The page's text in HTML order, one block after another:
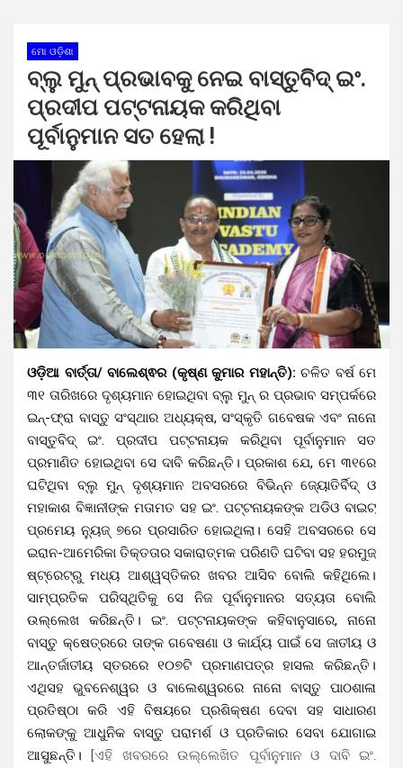
ମୋ ଓଡ଼ିଶା
ବ୍ଲୁ ମୁନ୍ ପ୍ରଭାବକୁ ନେଇ ବାସ୍ତୁବିଦ୍ ଇଂ.
ପ୍ରଦୀପ ପଟ୍ଟନାୟକ କରିଥିବା
ପୂର୍ବାନୁମାନ ସତ ହେଲା !
ଓଡ଼ିଆ ବାର୍ତ୍ତା/ ବାଲେଶ୍ଵର (କୃଷ୍ଣ କୁମାର ମହାନ୍ତି): ଚଳିତ ବର୍ଷ ମେ
୩୧ ତାରିଖରେ ଦୃଶ୍ୟମାନ ହୋଇଥିବା ବ୍ଲୁ ମୁନ୍ ର ପ୍ରଭାବ ସମ୍ପର୍କରେ
ଇନ୍-ଫ୍ରା ବାସ୍ତୁ ସଂସ୍ଥାର ଅଧ୍ୟକ୍ଷ, ସଂସ୍କୃତି ଗବେଷକ ଏବଂ ନାନୋ
ବାସ୍ତୁବିଦ୍ ଇଂ. ପ୍ରଦୀପ ପଟ୍ଟନାୟକ କରିଥିବା ପୂର୍ବାନୁମାନ ସତ
ପ୍ରମାଣିତ ହୋଇଥିବା ସେ ଦାବି କରିଛନ୍ତି। ପ୍ରକାଶ ଯେ, ମେ ୩୧ରେ
ଘଟିଥିବା ବ୍ଲୁ ମୁନ୍ ଦୃଶ୍ୟମାନ ଅବସରରେ ବିଭିନ୍ନ ଜ୍ୟୋତିର୍ବିଦ୍ ଓ
ମହାକାଶ ବିଜ୍ଞାନୀଙ୍କ ମତାମତ ସହ ଇଂ. ପଟ୍ଟନାୟକଙ୍କ ଅଡିଓ ବାଇଟ୍
ପ୍ରମେୟ ନ୍ୟୁଜ୍ ୭ରେ ପ୍ରସାରିତ ହୋଇଥିଲା। ସେହି ଅବସରରେ ସେ
ଇରାନ-ଆମେରିକା ତିକ୍ତତାର ସକାରାତ୍ମକ ପରିଣତି ଘଟିବା ସହ ହରମୁଜ୍
ଷ୍ଟ୍ରେଟ୍‌ରୁ ମଧ୍ୟ ଆଶ୍ୱସ୍ତିକର ଖବର ଆସିବ ବୋଲି କହିଥିଲେ।
ସାମ୍ପ୍ରତିକ ପରିସ୍ଥିତିକୁ ସେ ନିଜ ପୂର୍ବାନୁମାନର ସତ୍ୟତା ବୋଲି
ଉଲ୍ଲେଖ କରିଛନ୍ତି। ଇଂ. ପଟ୍ଟନାୟକଙ୍କ କହିବାନୁସାରେ, ନାନୋ
ବାସ୍ତୁ କ୍ଷେତ୍ରରେ ତାଙ୍କ ଗବେଷଣା ଓ କାର୍ଯ୍ୟ ପାଇଁ ସେ ଜାତୀୟ ଓ
ଆନ୍ତର୍ଜାତୀୟ ସ୍ତରରେ ୧୦୭ଟି ପ୍ରମାଣପତ୍ର ହାସଲ କରିଛନ୍ତି।
ଏଥିସହ ଭୁବନେଶ୍ୱର ଓ ବାଲେଶ୍ୱରରେ ନାନୋ ବାସ୍ତୁ ପାଠଶାଳା
ପ୍ରତିଷ୍ଠା କରି ଏହି ବିଷୟରେ ପ୍ରଶିକ୍ଷଣ ଦେବା ସହ ସାଧାରଣ
ଲୋକଙ୍କୁ ଆଧୁନିକ ବାସ୍ତୁ ପରାମର୍ଶ ଓ ପ୍ରତିକାର ସେବା ଯୋଗାଇ
ଆସୁଛନ୍ତି। [ଏହି ଖବରରେ ଉଲ୍ଲେଖିତ ପୂର୍ବାନୁମାନ ଓ ଦାବି ଇଂ.